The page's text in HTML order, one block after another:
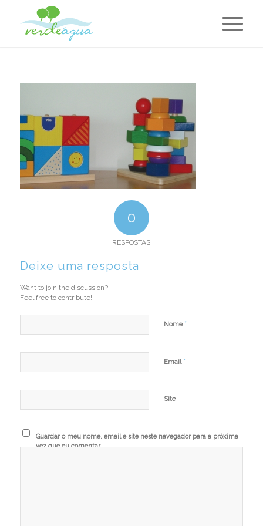
0
RESPOSTAS
Deixe uma resposta
Want to join the discussion?
Feel free to contribute!
Nome *
Email *
Site
Guardar o meu nome, email e site neste navegador para a próxima
vez que eu comentar.